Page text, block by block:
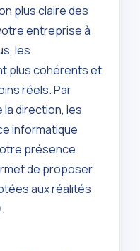
plus claire des
entreprise à
les
plus cohérents et
réels. Par
direction, les
informatique
présence
de proposer
aux réalités